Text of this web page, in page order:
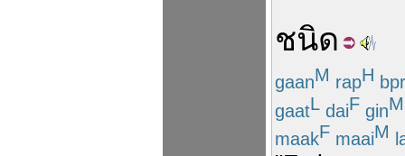
ชนิด
gaanM rapH
gaatL daiF ginM
maakF maaiM